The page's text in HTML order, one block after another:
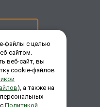
файлы с целью
сайтом.
веб-сайт, вы
cookie-файлов
), а также на
Политикой